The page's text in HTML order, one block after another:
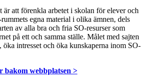
är att förenkla arbetet i skolan för elever och
egna material i olika ämnen, dels
av alla bra och fria SO-resurser som
på ett och samma ställe. Målet med sajten
öka intresset och öka kunskaperna inom SO-
bakom webbplatsen >